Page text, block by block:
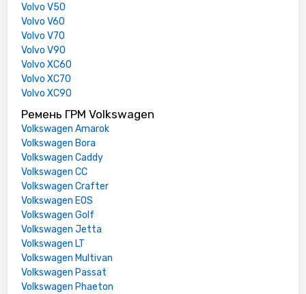
Volvo V50
Volvo V60
Volvo V70
Volvo V90
Volvo XC60
Volvo XC70
Volvo XC90
Ремень ГРМ Volkswagen
Volkswagen Amarok
Volkswagen Bora
Volkswagen Caddy
Volkswagen CC
Volkswagen Crafter
Volkswagen EOS
Volkswagen Golf
Volkswagen Jetta
Volkswagen LT
Volkswagen Multivan
Volkswagen Passat
Volkswagen Phaeton